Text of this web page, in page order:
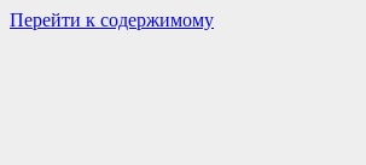
Перейти к содержимому